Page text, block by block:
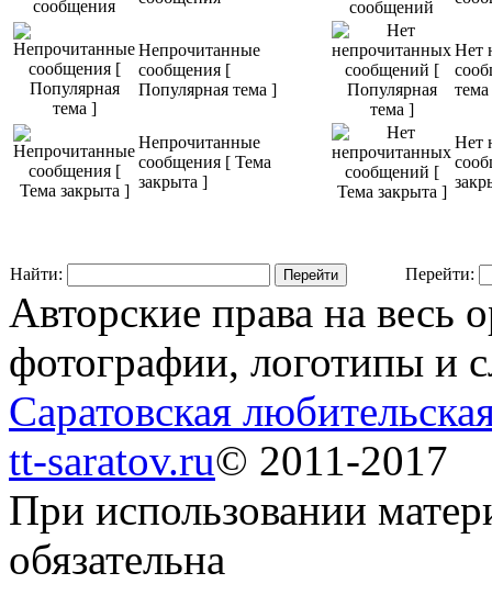
Непрочитанные
сообщения [
Популярная тема ]
Нет
Непрочитанные
сообщения [ Тема
закрыта ]
Нет
Найти: Перейти:
Авторские права на весь
фотографии, логотипы и
Саратовская
tt-saratov.ru© 2011-2017
При использовании
обязательна